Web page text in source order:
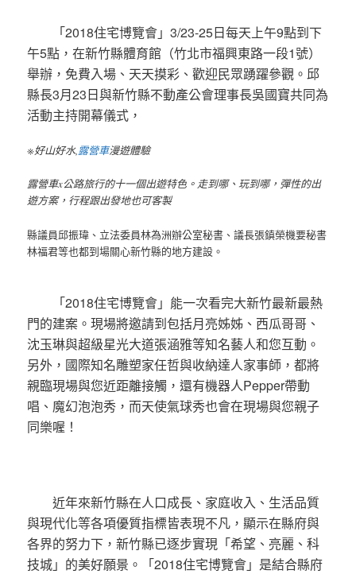
「2018住宅博覽會」3/23-25日每天上午9點到下
午5點，在新竹縣體育館（竹北市福興東路一段1號）
舉辦，免費入場、天天摸彩、歡迎民眾踴躍參觀。邱
縣長3月23日與新竹縣不動產公會理事長吳國寶共同為
活動主持開幕儀式，
※好山好水,露營車漫遊體驗
露營車x公路旅行的十一個出遊特色。走到哪、玩到哪，彈性的出
遊方案，行程跟出發地也可客製
縣議員邱振瑋、立法委員林為洲辦公室秘書、議長張鎮榮機要秘書
林福君等也都到場關心新竹縣的地方建設。
「2018住宅博覽會」能一次看完大新竹最新最熱
門的建案。現場將邀請到包括月亮姊姊、西瓜哥哥、
沈玉琳與超級星光大道張涵雅等知名藝人和您互動。
另外，國際知名雕塑家任哲與收納達人家事師，都將
親臨現場與您近距離接觸，還有機器人Pepper帶動
唱、魔幻泡泡秀，而天使氣球秀也會在現場與您親子
同樂喔！
近年來新竹縣在人口成長、家庭收入、生活品質
與現代化等各項優質指標皆表現不凡，顯示在縣府與
各界的努力下，新竹縣已逐步實現「希望、亮麗、科
技城」的美好願景。「2018住宅博覽會」是結合縣府